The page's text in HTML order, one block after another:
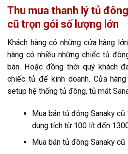
Thu mua thanh lý tủ
cũ trọn gói số lượng lớn
Khách hàng có những cửa hàng
hàng có nhiều những chiếc tủ
bán. Hoặc đồng thời quý khách
chiếc tủ để kinh doanh. Cửa
setup hệ thống tủ đông, tủ mát
Mua bán tủ đông Sanaky cũ
dung tích từ 100 lít đến
Mua bán tủ đông Sanaky cũ